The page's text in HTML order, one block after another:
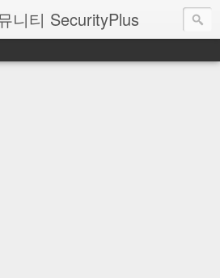
니티 SecurityPlus